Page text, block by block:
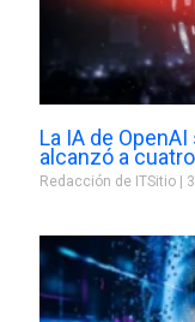
La IA de
alcanzó a
Redacción de ITSitio